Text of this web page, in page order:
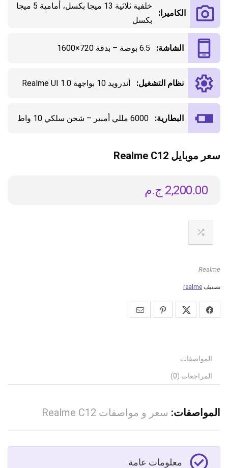
الكاميرا:
خلفية ثلاثية 13 ميجا بكسل، أمامية 5 ميجا
بكسل
الشاشة: 6.5 بوصة – بدقة 720×1600
نظام التشغيل: أندرويد 10 بواجهة Realme UI 1.0
البطارية: 6000 مللي أمبير – شحن سلكي 10 واط
سعر موبايل Realme C12
ج.م 2,200.00
Realme
تصنيف realme
المواصفات
المراجعات (0)
المواصفات: سعر و مواصفات Realme C12
معلومات عامة